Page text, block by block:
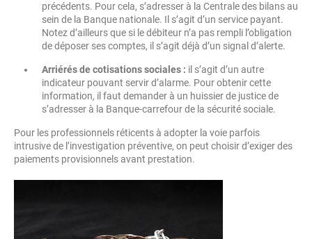
précédents. Pour cela, s’adresser à la Centrale des bilans au
sein de la Banque nationale. Il s’agit d’un service payant.
Notez d’ailleurs que si le débiteur n’a pas rempli l’obligation
de déposer ses comptes, il s’agit déjà d’un signal d’alerte.
Arriérés de cotisations sociales : il s’agit d’un autre
indicateur pouvant servir d’alarme. Pour obtenir cette
information, il faut demander à un huissier de justice de
s’adresser à la Banque-carrefour de la sécurité sociale.
Pour les professionnels réticents à adopter la voie parfois
intrusive de l’investigation préventive, on peut choisir d’exiger des
paiements provisionnels avant prestation.